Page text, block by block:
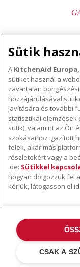
A KITCHENAID
A márka lényege
A márka története
ODR
TÁMOGATÁS
Hol lehet megvenni
Garancia és
Ügyfélszolgálat
KÖVESSEN
©2022 Minden jog
USA-ban és máshol
Sütik
A KitchenAid
sütiket használ a
zavartalan
hozzájárulásával
javítására és további
statisztikai elemzések
sütik), valamint az Ön
szokásaihoz igazított
felek, akár más
részletekért vagy a
ide: Sütikkel
hogyan dolgozzuk fel
kérjük, látogasson el
CSAK A